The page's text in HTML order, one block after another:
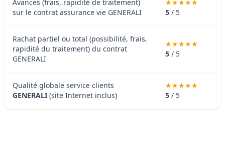
Avances (frais, rapidité de traitement)
sur le contrat assurance vie GENERALI
5 / 5
Rachat partiel ou total (possibilité, frais,
rapidité du traitement) du contrat
GENERALI
5 / 5
Qualité globale service clients
GENERALI (site Internet inclus) 5 / 5